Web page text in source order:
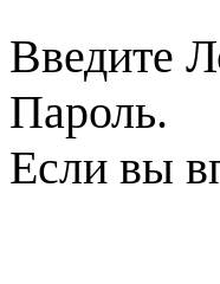
Введите
Пароль.
Если вы